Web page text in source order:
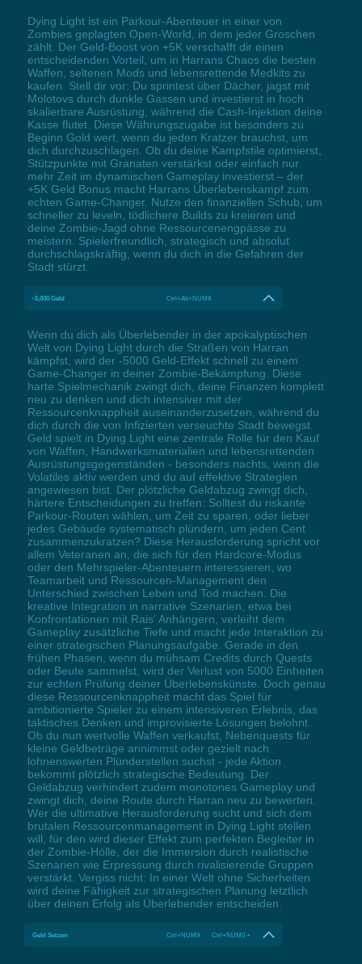
Dying Light ist ein Parkour-Abenteuer in einer von
Zombies geplagten Open-World, in dem jeder Groschen
zählt. Der Geld-Boost von +5K verschafft dir einen
entscheidenden Vorteil, um in Harrans Chaos die besten
Waffen, seltenen Mods und lebensrettende Medkits zu
kaufen. Stell dir vor: Du sprintest über Dächer, jagst mit
Molotovs durch dunkle Gassen und investierst in hoch
skalierbare Ausrüstung, während die Cash-Injektion deine
Kasse flutet. Diese Währungszugabe ist besonders zu
Beginn Gold wert, wenn du jeden Kratzer brauchst, um
dich durchzuschlagen. Ob du deine Kampfstile optimierst,
Stützpunkte mit Granaten verstärkst oder einfach nur
mehr Zeit im dynamischen Gameplay investierst – der
+5K Geld Bonus macht Harrans Überlebenskampf zum
echten Game-Changer. Nutze den finanziellen Schub, um
schneller zu leveln, tödlichere Builds zu kreieren und
deine Zombie-Jagd ohne Ressourcenengpässe zu
meistern. Spielerfreundlich, strategisch und absolut
durchschlagskräftig, wenn du dich in die Gefahren der
Stadt stürzt.
-5,000 Geld Ctrl+Alt+NUM8
Wenn du dich als Überlebender in der apokalyptischen
Welt von Dying Light durch die Straßen von Harran
kämpfst, wird der -5000 Geld-Effekt schnell zu einem
Game-Changer in deiner Zombie-Bekämpfung. Diese
harte Spielmechanik zwingt dich, deine Finanzen komplett
neu zu denken und dich intensiver mit der
Ressourcenknappheit auseinanderzusetzen, während du
dich durch die von Infizierten verseuchte Stadt bewegst.
Geld spielt in Dying Light eine zentrale Rolle für den Kauf
von Waffen, Handwerksmaterialien und lebensrettenden
Ausrüstungsgegenständen - besonders nachts, wenn die
Volatiles aktiv werden und du auf effektive Strategien
angewiesen bist. Der plötzliche Geldabzug zwingt dich,
härtere Entscheidungen zu treffen: Solltest du riskante
Parkour-Routen wählen, um Zeit zu sparen, oder lieber
jedes Gebäude systematisch plündern, um jeden Cent
zusammenzukratzen? Diese Herausforderung spricht vor
allem Veteranen an, die sich für den Hardcore-Modus
oder den Mehrspieler-Abenteuern interessieren, wo
Teamarbeit und Ressourcen-Management den
Unterschied zwischen Leben und Tod machen. Die
kreative Integration in narrative Szenarien, etwa bei
Konfrontationen mit Rais' Anhängern, verleiht dem
Gameplay zusätzliche Tiefe und macht jede Interaktion zu
einer strategischen Planungsaufgabe. Gerade in den
frühen Phasen, wenn du mühsam Credits durch Quests
oder Beute sammelst, wird der Verlust von 5000 Einheiten
zur echten Prüfung deiner Überlebenskünste. Doch genau
diese Ressourcenknappheit macht das Spiel für
ambitionierte Spieler zu einem intensiveren Erlebnis, das
taktisches Denken und improvisierte Lösungen belohnt.
Ob du nun wertvolle Waffen verkaufst, Nebenquests für
kleine Geldbeträge annimmst oder gezielt nach
lohnenswerten Plünderstellen suchst - jede Aktion
bekommt plötzlich strategische Bedeutung. Der
Geldabzug verhindert zudem monotones Gameplay und
zwingt dich, deine Route durch Harran neu zu bewerten.
Wer die ultimative Herausforderung sucht und sich dem
brutalen Ressourcenmanagement in Dying Light stellen
will, für den wird dieser Effekt zum perfekten Begleiter in
der Zombie-Hölle, der die Immersion durch realistische
Szenarien wie Erpressung durch rivalisierende Gruppen
verstärkt. Vergiss nicht: In einer Welt ohne Sicherheiten
wird deine Fähigkeit zur strategischen Planung letztlich
über deinen Erfolg als Überlebender entscheiden.
Geld Setzen Ctrl+NUM9 - Ctrl+NUM0 +